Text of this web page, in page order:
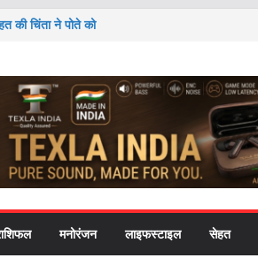
की चिंता ने पोते को
यह आदत पाचन से लेकर
ने राष्ट्रपति-
को लेकर
मनोरंजन लाइफस्टाइल सेहत